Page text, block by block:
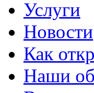
Услуги
Новости
Как
Наши